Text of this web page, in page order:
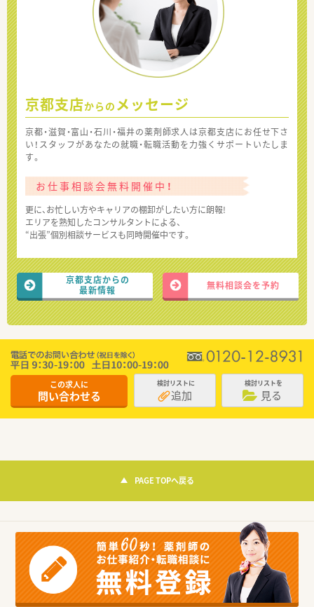
京都支店からの メッセージ
京都・滋賀・富山・石川・福井の薬剤師求人は京都支店にお任せ下さ
い！スタッフがあなたの就職・転職活動を力強くサポートいたしま
す。
お仕事相談会無料開催中！
更に、お忙しい方やキャリアの棚卸がしたい方に朗報!
エリアを熟知したコンサルタントによる、
“出張”個別相談サービスも同時開催中です。
京都支店からの
最新情報
無料相談会を予約
この求人に
問い合わせる
検討リストに
追加
検討リストを
見る
PAGE TOPへ戻る